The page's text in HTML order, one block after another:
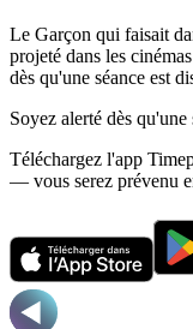
Le Garçon qui faisait
projeté dans les
dès qu'une séance est
Soyez alerté dès
Téléchargez l'app
— vous serez prévenu